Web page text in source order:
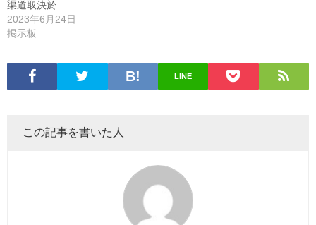
渠道取決於…
2023年6月24日
掲示板
LINE
この記事を書いた人